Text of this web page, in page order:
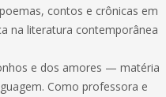
contos e crônicas em
na literatura contemporânea
e dos amores — matéria
Como professora e